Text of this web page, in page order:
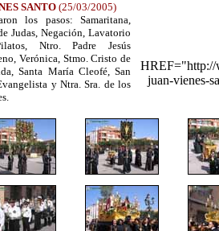
SANTO (25/03/2005)
los pasos: Samaritana,
Judas, Negación, Lavatorio
Ntro. Padre Jesús
Verónica, Stmo. Cristo de
Santa María Cleofé, San
y Ntra. Sra. de los
HREF="http://
juan-vienes-